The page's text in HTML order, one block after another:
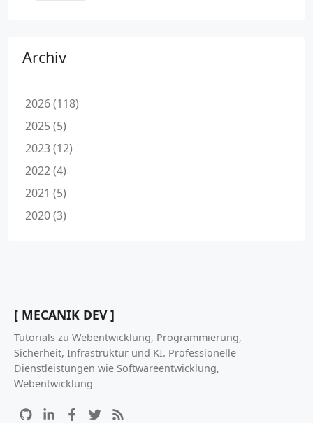
Archiv
2026 (118)
2025 (5)
2023 (12)
2022 (4)
2021 (5)
2020 (3)
[ MECANIK DEV ]
Tutorials zu Webentwicklung, Programmierung,
Sicherheit, Infrastruktur und KI. Professionelle
Dienstleistungen wie Softwareentwicklung,
Webentwicklung